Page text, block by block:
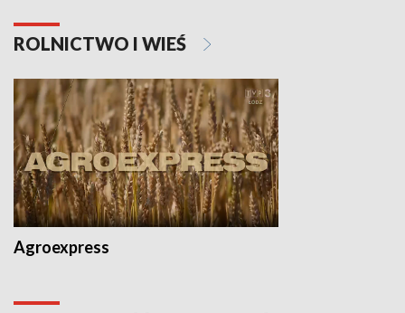
ROLNICTWO I WIEŚ
Agroexpress